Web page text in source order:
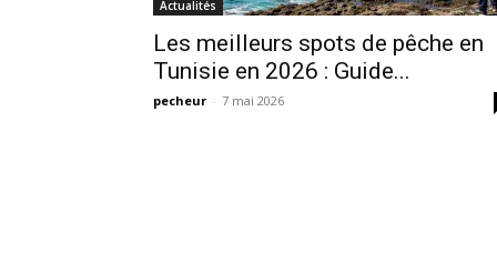
Actualités
Les meilleurs spots de pêche en
Tunisie en 2026 : Guide...
pecheur - 7 mai 2026